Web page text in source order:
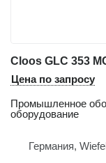
Cloos GLC 353
Цена по запросу
Промышленное
оборудование
Германия,